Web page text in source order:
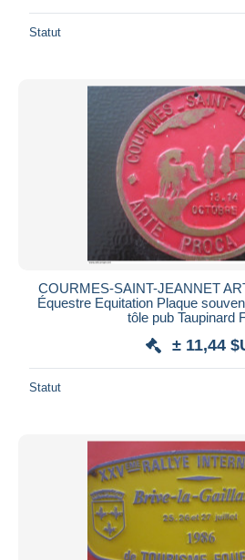
Statut
COURMES-SAINT-JEANNET
Équestre Equitation Plaque
tôle pub Taupinard
± 11,44
Statut